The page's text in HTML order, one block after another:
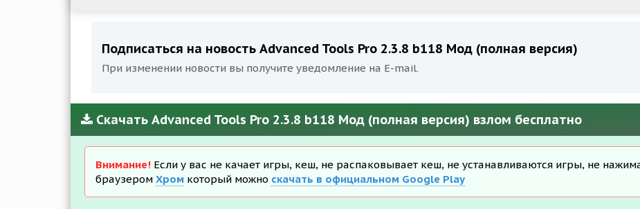
Подписаться на новость Advanced Tools Pro 2.3.8 b118 Мод (полная версия)
При изменении новости вы получите уведомление на E-mail.
Скачать Advanced Tools Pro 2.3.8 b118 Мод (полная версия) взлом бесплатно
Внимание! Если у вас не качает игры, кеш, не распаковывает кеш, не устанавливаются игры, не
браузером Хром который можно скачать в официальном Google Play